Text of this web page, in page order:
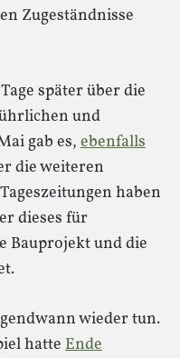
Zugeständnisse
später über die
und
gab es,ebenfalls
die weiteren
haben
dieses für
Bauprojekt und die
wieder tun.
hatte Ende